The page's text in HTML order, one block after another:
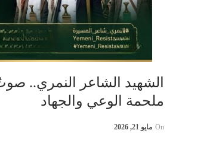
الشهيد الشاعر النمري..
ملحمة الوعي والجهاد
On مايو 21, 2026